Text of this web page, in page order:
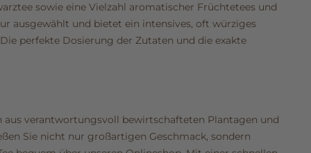
sowie eine Vielzahl aromatischer Früchtetees und
ausgewählt und bietet ein intensives, oft würziges
perfekte Dosierung der Zutaten und die exakte
verantwortungsvoll bewirtschafteten Plantagen und
Sie nicht nur großartigen Geschmack, sondern